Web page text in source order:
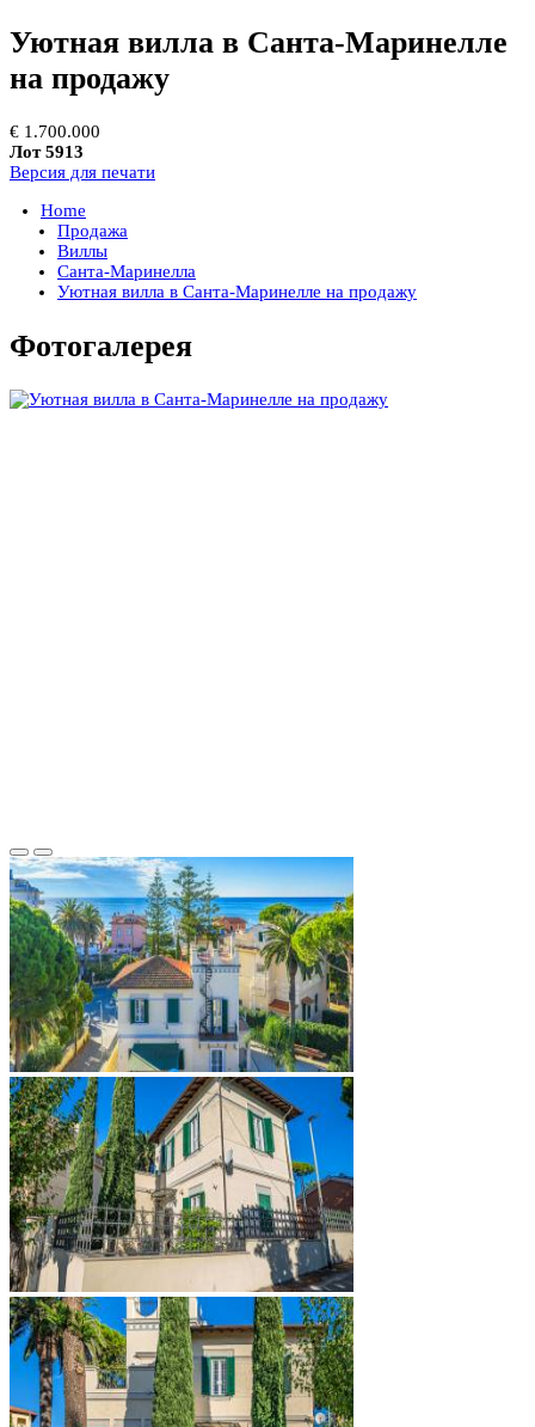
Уютная вилла в Санта-Маринелле
на продажу
€ 1.700.000
Лот 5913
Версия для печати
Home
Продажа
Виллы
Санта-Маринелла
Уютная вилла в Санта-Маринелле на продажу
Фотогалерея